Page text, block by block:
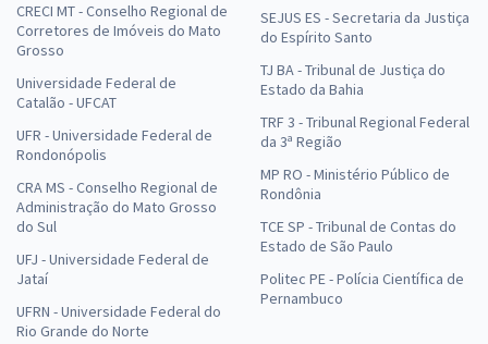
CRECI MT - Conselho Regional de
Corretores de Imóveis do Mato
Grosso
Universidade Federal de
Catalão - UFCAT
UFR - Universidade Federal de
Rondonópolis
CRA MS - Conselho Regional de
Administração do Mato Grosso
do Sul
UFJ - Universidade Federal de
Jataí
UFRN - Universidade Federal do
Rio Grande do Norte
SEJUS ES - Secretaria da Justiça
do Espírito Santo
TJ BA - Tribunal de Justiça do
Estado da Bahia
TRF 3 - Tribunal Regional Federal
da 3ª Região
MP RO - Ministério Público de
Rondônia
TCE SP - Tribunal de Contas do
Estado de São Paulo
Politec PE - Polícia Científica de
Pernambuco